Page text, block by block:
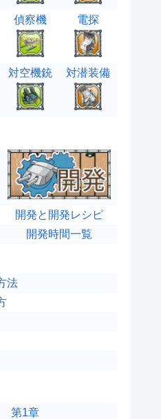
偵察機 電探
対空機銃 対潜装備
開発と開発レシピ
開発時間一覧
法
第1章